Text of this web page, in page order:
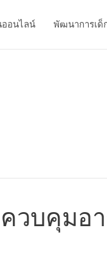
ออนไลน์ พัฒนาการเด็
วบคุมอ